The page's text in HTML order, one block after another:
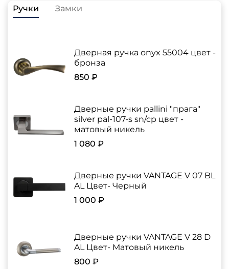
Ручки Замки
Дверная ручка onyx 55004 цвет -
бронза
850 ₽
Дверные ручки pallini "прага"
silver pal-107-s sn/cp цвет -
матовый никель
1 080 ₽
Дверные ручки VANTAGE V 07 BL
AL Цвет- Черный
1 000 ₽
Дверные ручки VANTAGE V 28 D
AL Цвет- Матовый никель
800 ₽